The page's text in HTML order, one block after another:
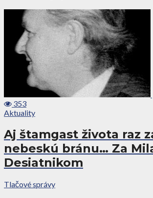
353
Aktuality
Aj štamgast života raz
nebeskú bránu… Za
Desiatnikom
Tlačové správy